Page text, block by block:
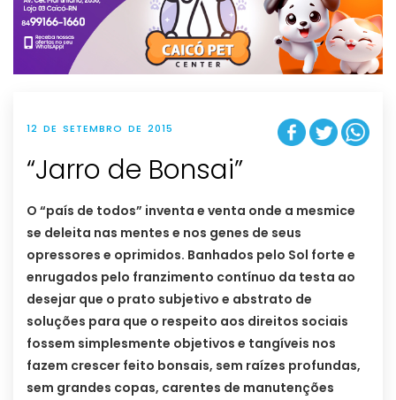
t
i
o
n
12 DE SETEMBRO DE 2015
“Jarro de Bonsai”
O “país de todos” inventa e venta onde a mesmice
se deleita nas mentes e nos genes de seus
opressores e oprimidos. Banhados pelo Sol forte e
enrugados pelo franzimento contínuo da testa ao
desejar que o prato subjetivo e abstrato de
soluções para que o respeito aos direitos sociais
fossem simplesmente objetivos e tangíveis nos
fazem crescer feito bonsais, sem raízes profundas,
sem grandes copas, carentes de manutenções